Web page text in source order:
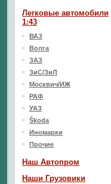
Легковые автомобили
1:43
ВАЗ
Волга
ЗАЗ
ЗиС/ЗиЛ
Москвич/ИЖ
РАФ
УАЗ
Škoda
Иномарки
Прочие
Наш Aвтопром
Наши Грузовики